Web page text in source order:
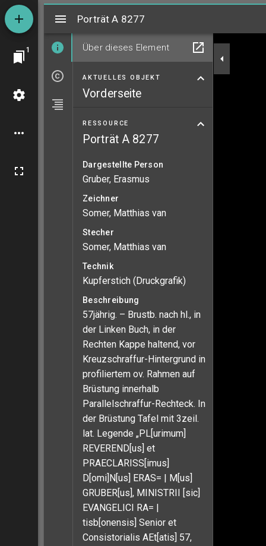
1
MiradorPorträt A 8277
Über dieses Element
AKTUELLES OBJEKT
Vorderseite
RESSOURCE
Porträt A 8277
Dargestellte Person
Gruber, Erasmus
Zeichner
Somer, Matthias van
Stecher
Somer, Matthias van
Technik
Kupferstich (Druckgrafik)
Beschreibung
57jährig. – Brustb. nach hl., in
der Linken Buch, in der
Rechten Kappe haltend, vor
Kreuzschraffur-Hintergrund in
profiliertem ov. Rahmen auf
Brüstung innerhalb
Parallelschraffur-Rechteck. In
der Brüstung Tafel mit 3zeil.
lat. Legende „PL[urimum]
REVEREND[us] et
PRAECLARISS[imus]
D[omi]N[us] ERAS= | M[us]
GRUBER[us], MINISTRII [sic]
EVANGELICI RA= |
tisb[onensis] Senior et
Consistorialis AEt[atis] 57,
Porträt A 8277